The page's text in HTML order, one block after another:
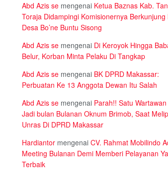
Abd Azis se mengenai Ketua Baznas Kab.
Toraja Didampingi Komisionernya Berkunjung
Desa Bo’ne Buntu Sisong
Abd Azis se mengenai Di Keroyok Hingga
Belur, Korban Minta Pelaku Di Tangkap
Abd Azis se mengenai BK DPRD Makassar:
Perbuatan Ke 13 Anggota Dewan Itu Salah
Abd Azis se mengenai Parah!! Satu
Jadi bulan Bulanan Oknum Brimob, Saat
Unras Di DPRD Makassar
Hardiantor mengenai CV. Rahmat Mobilindo
Meeting Bulanan Demi Memberi Pelayanan
Terbaik